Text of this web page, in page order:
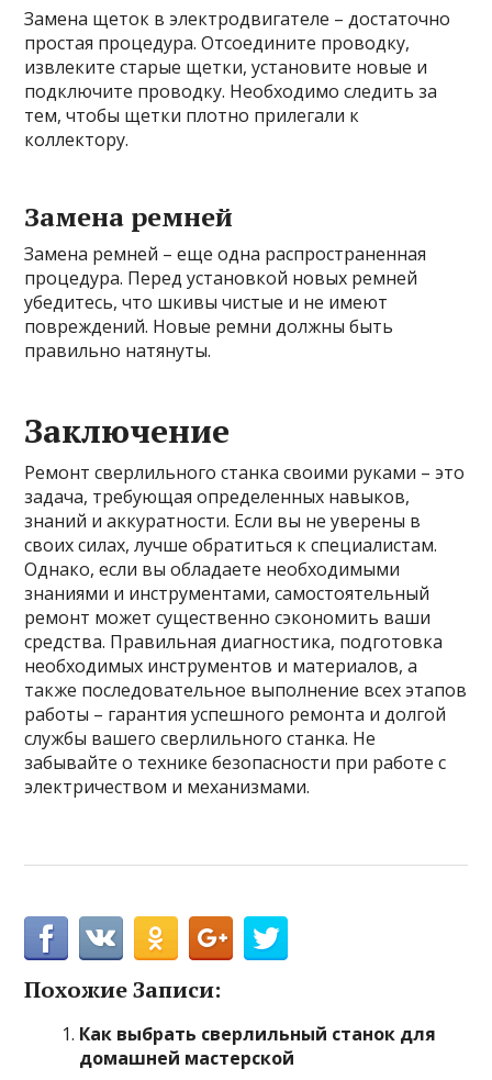
Замена щеток в электродвигателе – достаточно
простая процедура. Отсоедините проводку,
извлеките старые щетки, установите новые и
подключите проводку. Необходимо следить за
тем, чтобы щетки плотно прилегали к
коллектору.
Замена ремней
Замена ремней – еще одна распространенная
процедура. Перед установкой новых ремней
убедитесь, что шкивы чистые и не имеют
повреждений. Новые ремни должны быть
правильно натянуты.
Заключение
Ремонт сверлильного станка своими руками – это
задача, требующая определенных навыков,
знаний и аккуратности. Если вы не уверены в
своих силах, лучше обратиться к специалистам.
Однако, если вы обладаете необходимыми
знаниями и инструментами, самостоятельный
ремонт может существенно сэкономить ваши
средства. Правильная диагностика, подготовка
необходимых инструментов и материалов, а
также последовательное выполнение всех этапов
работы – гарантия успешного ремонта и долгой
службы вашего сверлильного станка. Не
забывайте о технике безопасности при работе с
электричеством и механизмами.
Похожие Записи:
Как выбрать сверлильный станок для
домашней мастерской